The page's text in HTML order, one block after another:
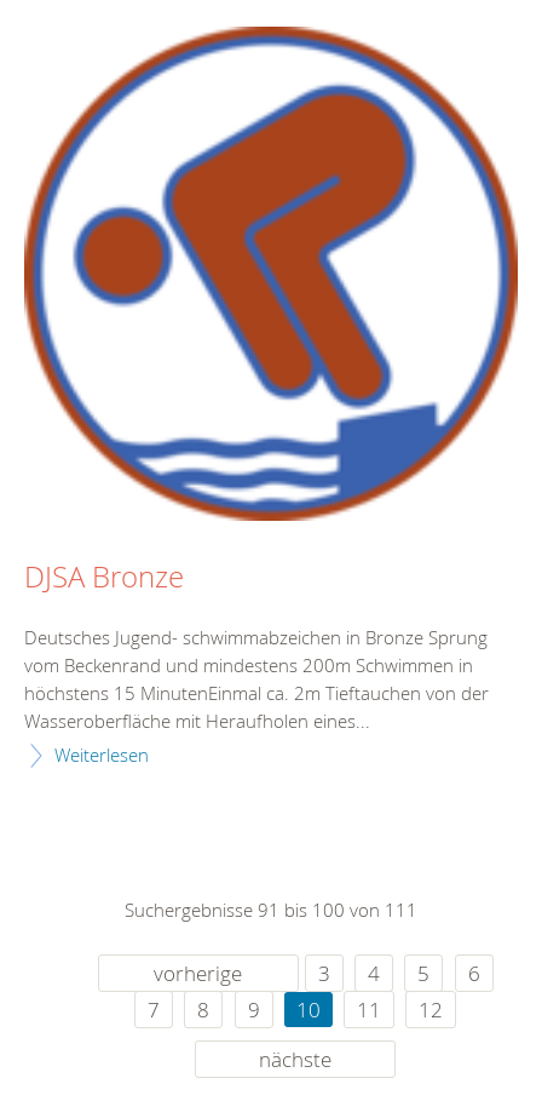
DJSA Bronze
Deutsches Jugend- schwimmabzeichen in Bronze Sprung
vom Beckenrand und mindestens 200m Schwimmen in
höchstens 15 MinutenEinmal ca. 2m Tieftauchen von der
Wasseroberfläche mit Heraufholen eines...
Weiterlesen
Suchergebnisse 91 bis 100 von 111
vorherige 3 4 5
6
7
8 9 10 11
12
nächste